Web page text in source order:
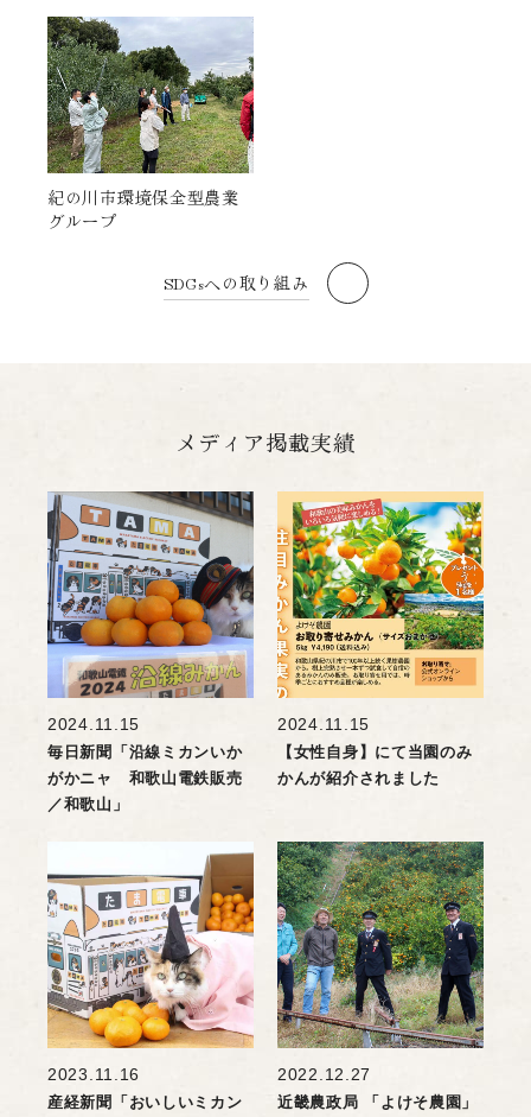
紀の川市環境保全型農業
グループ
SDGsへの取り組み
メディア掲載実績
2024.11.15
毎日新聞「沿線ミカンいか
がかニャ 和歌山電鉄販売
／和歌山」
2024.11.15
【女性自身】にて当園のみ
かんが紹介されました
2023.11.16
産経新聞「おいしいミカン
2022.12.27
近畿農政局 「よけそ農園」